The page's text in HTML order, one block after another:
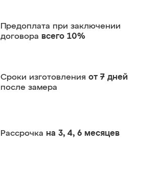
Предоплата при заключении
договора всего 10%
Сроки изготовления от 7 дней
после замера
Рассрочка на 3, 4, 6 месяцев